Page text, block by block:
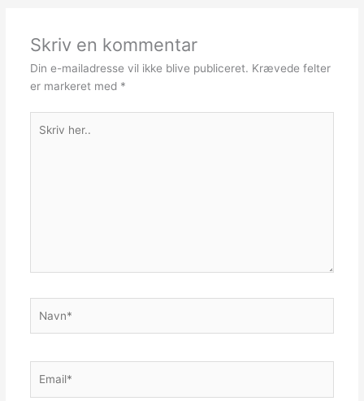
Skriv en kommentar
Din e-mailadresse vil ikke blive publiceret. Krævede felter
er markeret med *
her..